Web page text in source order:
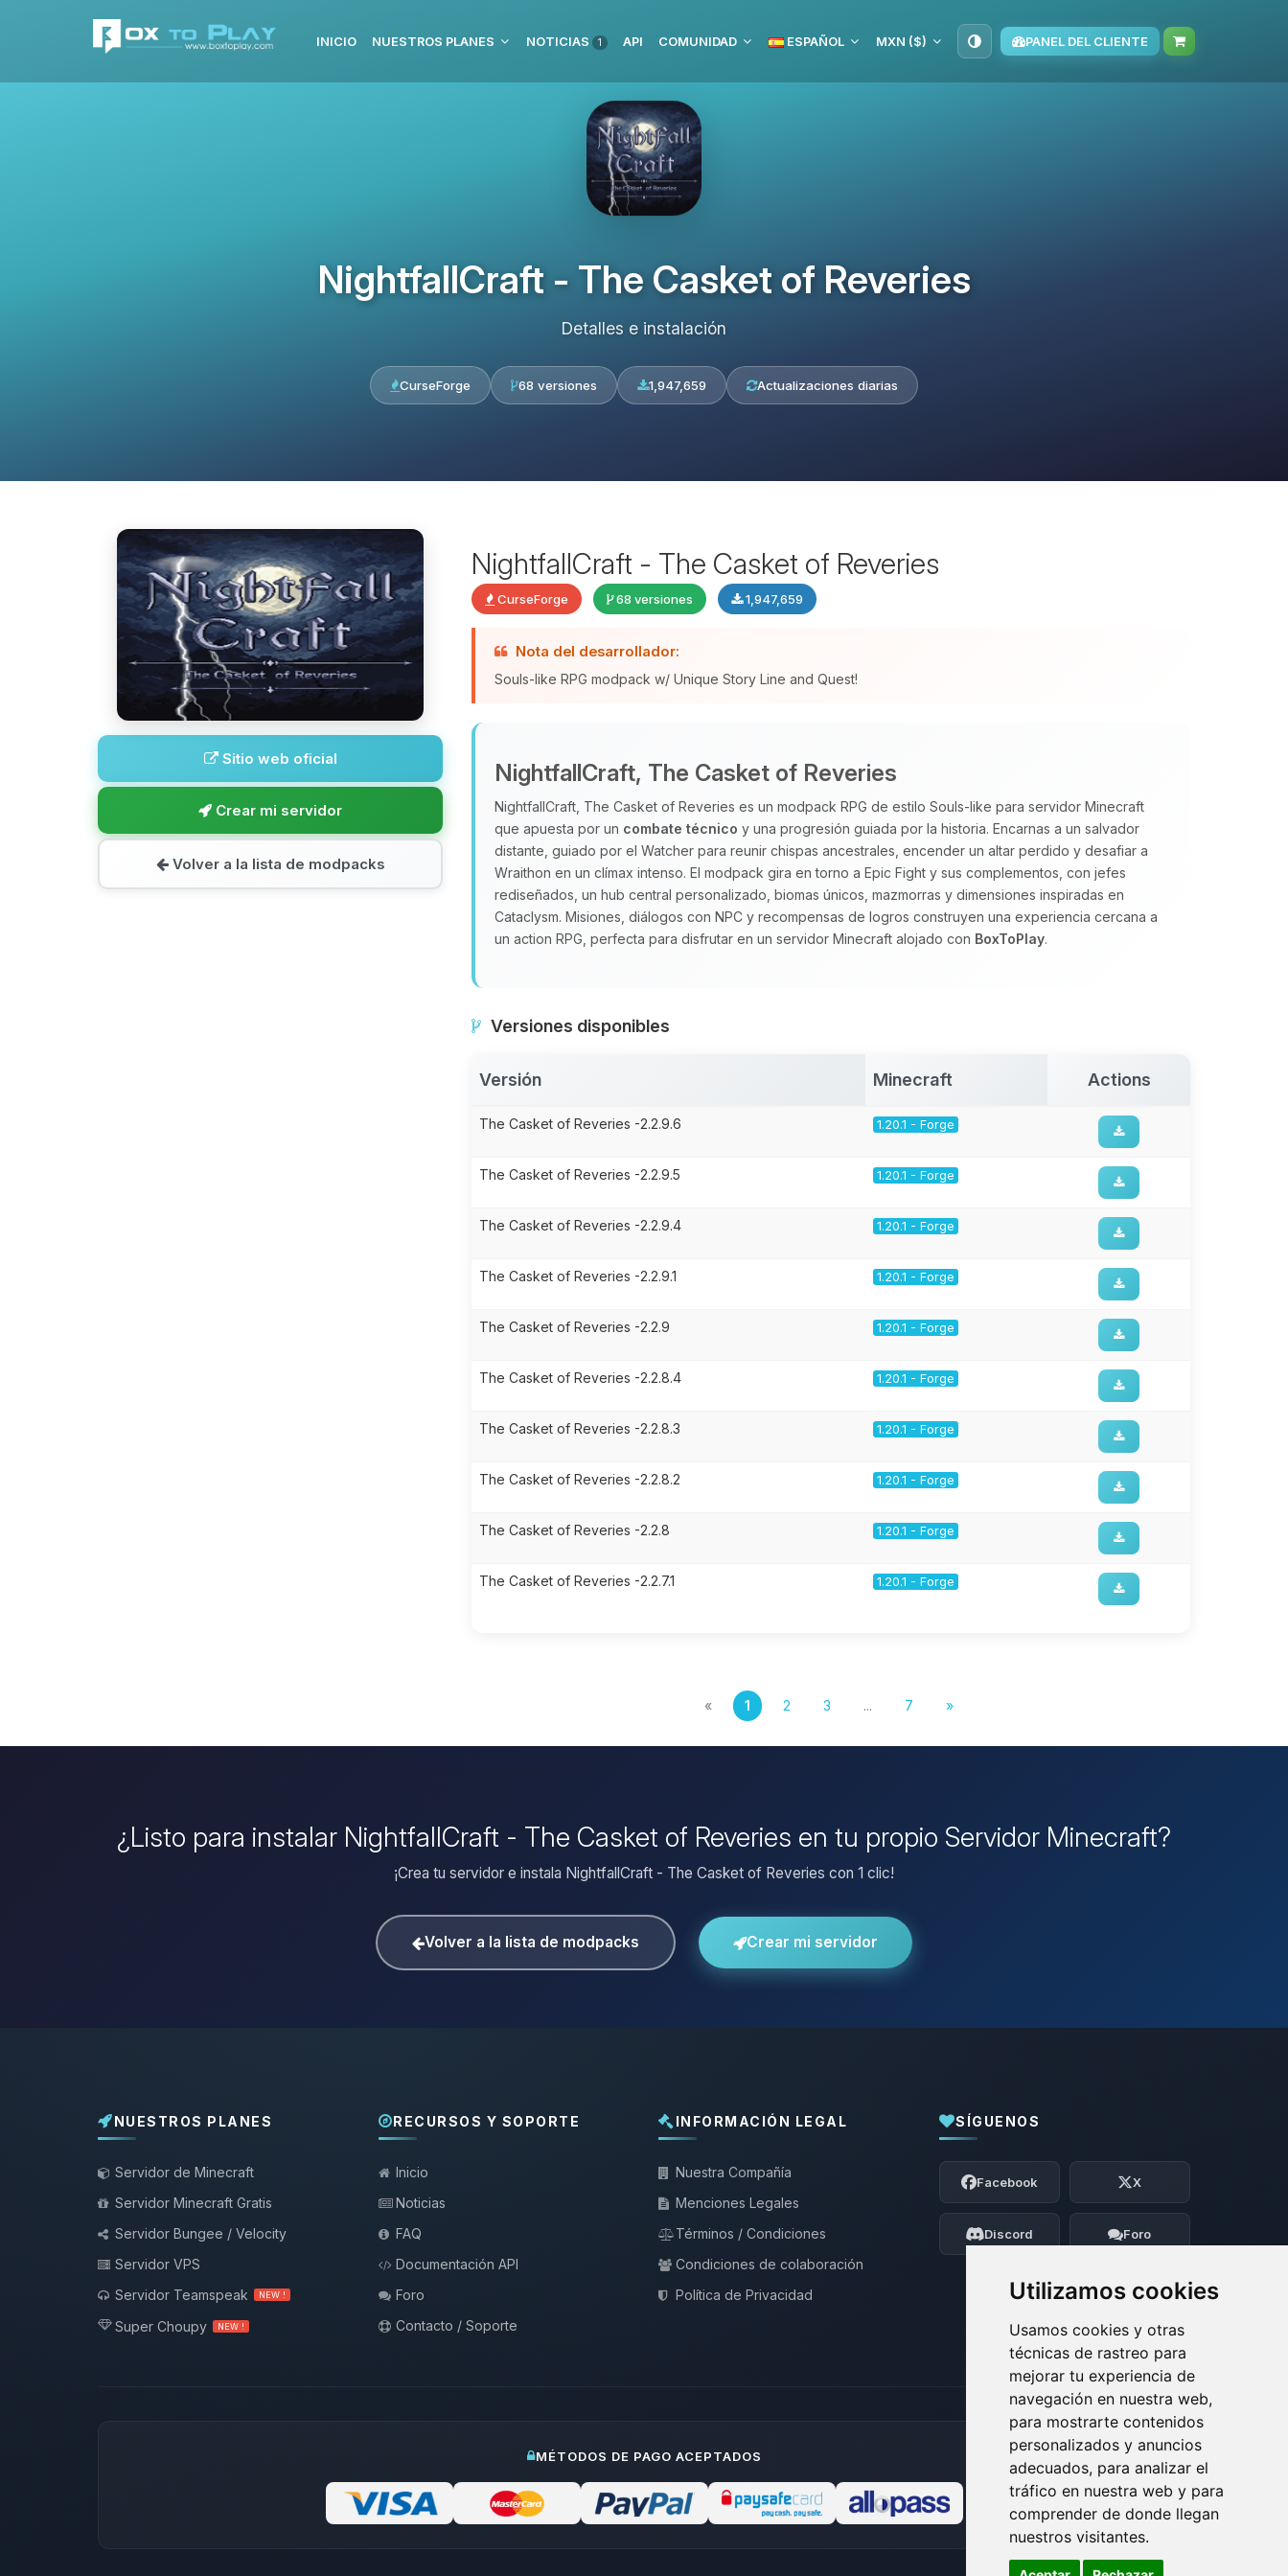
Utilizamos cookies
Usamos cookies y otras
técnicas de rastreo para
mejorar tu experiencia de
navegación en nuestra web,
para mostrarte contenidos
personalizados y anuncios
adecuados, para analizar el
tráfico en nuestra web y para
comprender de donde llegan
nuestros visitantes.
INICIO NUESTROS PLANES NOTICIAS 1 API COMUNIDAD ESPAÑOL MXN ($) PANEL DEL CLIENTE
NightfallCraft - The Casket of Reveries
Detalles e instalación
CurseForge 68 versiones 1,947,659 Actualizaciones diarias
Sitio web oficial
Crear mi servidor
Volver a la lista de modpacks
NightfallCraft - The Casket of Reveries
CurseForge 68 versiones 1,947,659
Nota del desarrollador:
Souls-like RPG modpack w/ Unique Story Line and Quest!
NightfallCraft, The Casket of Reveries
NightfallCraft, The Casket of Reveries es un modpack RPG de estilo Souls‑like para servidor Minecraft
que apuesta por un combate técnico y una progresión guiada por la historia. Encarnas a un salvador
distante, guiado por el Watcher para reunir chispas ancestrales, encender un altar perdido y desafiar a
Wraithon en un clímax intenso. El modpack gira en torno a Epic Fight y sus complementos, con jefes
rediseñados, un hub central personalizado, biomas únicos, mazmorras y dimensiones inspiradas en
Cataclysm. Misiones, diálogos con NPC y recompensas de logros construyen una experiencia cercana a
un action RPG, perfecta para disfrutar en un servidor Minecraft alojado con BoxToPlay.
Versiones disponibles
Versión Minecraft Actions
The Casket of Reveries -2.2.9.6 1.20.1 - Forge
The Casket of Reveries -2.2.9.5 1.20.1 - Forge
The Casket of Reveries -2.2.9.4 1.20.1 - Forge
The Casket of Reveries -2.2.9.1 1.20.1 - Forge
The Casket of Reveries -2.2.9 1.20.1 - Forge
The Casket of Reveries -2.2.8.4 1.20.1 - Forge
The Casket of Reveries -2.2.8.3 1.20.1 - Forge
The Casket of Reveries -2.2.8.2 1.20.1 - Forge
The Casket of Reveries -2.2.8 1.20.1 - Forge
The Casket of Reveries -2.2.7.1 1.20.1 - Forge
« 1 2 3 ... 7 »
¿Listo para instalar NightfallCraft - The Casket of Reveries en tu propio Servidor Minecraft?
¡Crea tu servidor e instala NightfallCraft - The Casket of Reveries con 1 clic!
Volver a la lista de modpacks Crear mi servidor
NUESTROS PLANES
Servidor de Minecraft
Servidor Minecraft Gratis
Servidor Bungee / Velocity
Servidor VPS
Servidor Teamspeak
NEW !
Super Choupy NEW !
RECURSOS Y SOPORTE
Inicio
Noticias
FAQ
Documentación API
Foro
Contacto / Soporte
INFORMACIÓN LEGAL
Nuestra Compañía
Menciones Legales
Términos / Condiciones
Condiciones de colaboración
Política de Privacidad
SÍGUENOS
Facebook X
Discord Foro
MÉTODOS DE PAGO ACEPTADOS
Yupi, por fin alguien con quien hablar!
Soy Choupy, tu pequeno asistente de
BoxToPlay. Cuentame que necesitas y
moveré mis pequenos circuitos para
ayudarte.
09/08/2026 13:21